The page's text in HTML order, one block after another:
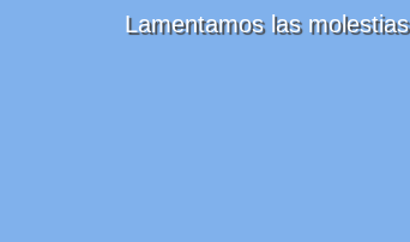
Lamentamos las molestias